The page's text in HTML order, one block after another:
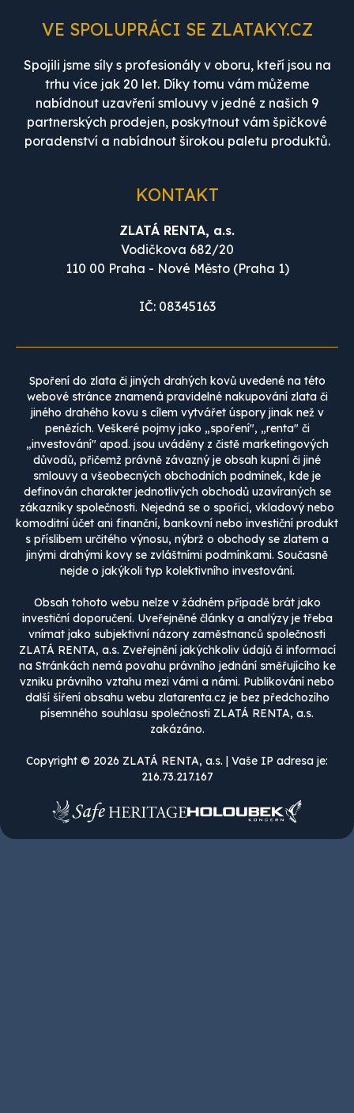
VE SPOLUPRÁCI SE ZLATAKY.CZ
Spojili jsme síly s profesionály v oboru, kteří jsou na
trhu více jak 20 let. Díky tomu vám můžeme
nabídnout uzavření smlouvy v jedné z našich 9
partnerských prodejen, poskytnout vám špičkové
poradenství a nabídnout širokou paletu produktů.
KONTAKT
ZLATÁ RENTA, a.s.
Vodičkova 682/20
110 00 Praha - Nové Město (Praha 1)
IČ: 08345163
Spoření do zlata či jiných drahých kovů uvedené na této
webové stránce znamená pravidelné nakupování zlata či
jiného drahého kovu s cílem vytvářet úspory jinak než v
penězích. Veškeré pojmy jako „spoření", „renta" či
„investování" apod. jsou uváděny z čistě marketingových
důvodů, přičemž právně závazný je obsah kupní či jiné
smlouvy a všeobecných obchodních podmínek, kde je
definován charakter jednotlivých obchodů uzavíraných se
zákazníky společnosti. Nejedná se o spořicí, vkladový nebo
komoditní účet ani finanční, bankovní nebo investiční produkt
s příslibem určitého výnosu, nýbrž o obchody se zlatem a
jinými drahými kovy se zvláštními podmínkami. Současně
nejde o jakýkoli typ kolektivního investování.
Obsah tohoto webu nelze v žádném případě brát jako
investiční doporučení. Uveřejněné články a analýzy je třeba
vnímat jako subjektivní názory zaměstnanců společnosti
ZLATÁ RENTA, a.s. Zveřejnění jakýchkoliv údajů či informací
na Stránkách nemá povahu právního jednání směřujícího ke
vzniku právního vztahu mezi vámi a námi. Publikování nebo
další šíření obsahu webu zlatarenta.cz je bez předchozího
písemného souhlasu společnosti ZLATÁ RENTA, a.s.
zakázáno.
Copyright © 2026 ZLATÁ RENTA, a.s. | Vaše IP adresa je:
216.73.217.167